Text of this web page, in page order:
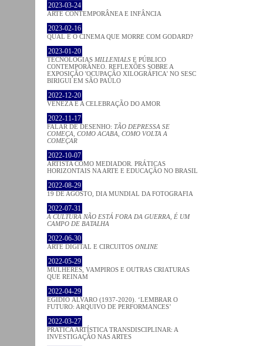
2023-03-24
ARTE CONTEMPORÂNEA E INFÂNCIA
2023-02-16
QUAL É O CINEMA QUE MORRE COM GODARD?
2023-01-20
TECNOLOGIAS MILLENIALS E PÚBLICO
CONTEMPORÂNEO. REFLEXÕES SOBRE A
EXPOSIÇÃO 'OCUPAÇÃO XILOGRÁFICA' NO SESC
BIRIGUI EM SÃO PAULO
2022-12-20
VENEZA E A CELEBRAÇÃO DO AMOR
2022-11-17
FALAR DE DESENHO: TÃO DEPRESSA SE
COMEÇA, COMO ACABA, COMO VOLTA A
COMEÇAR
2022-10-07
ARTISTA COMO MEDIADOR. PRÁTICAS
HORIZONTAIS NA ARTE E EDUCAÇÃO NO BRASIL
2022-08-29
19 DE AGOSTO, DIA MUNDIAL DA FOTOGRAFIA
2022-07-31
A CULTURA NÃO ESTÁ FORA DA GUERRA, É UM
CAMPO DE BATALHA
2022-06-30
ARTE DIGITAL E CIRCUITOS ONLINE
2022-05-29
MULHERES, VAMPIROS E OUTRAS CRIATURAS
QUE REINAM
2022-04-29
EGÍDIO ÁLVARO (1937-2020). ‘LEMBRAR O
FUTURO: ARQUIVO DE PERFORMANCES’
2022-03-27
PRATICA ARTÍSTICA TRANSDISCIPLINAR: A
INVESTIGAÇÃO NAS ARTES